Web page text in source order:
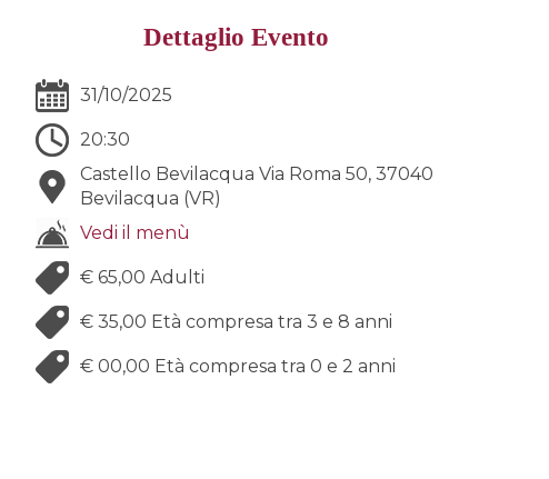
Dettaglio Evento
31/10/2025
20:30
Castello Bevilacqua Via Roma 50, 37040
Bevilacqua (VR)
Vedi il menù
€ 65,00 Adulti
€ 35,00 Età compresa tra 3 e 8 anni
€ 00,00 Età compresa tra 0 e 2 anni